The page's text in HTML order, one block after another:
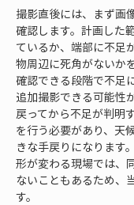
撮影直後には、まず画
確認します。計画した
ているか、端部に不足
物周辺に死角がないか
確認できる段階で不足
追加撮影できる可能性
戻ってから不足が判明
を行う必要があり、天
きな手戻りになります
形が変わる現場では、
ないこともあるため、
す。